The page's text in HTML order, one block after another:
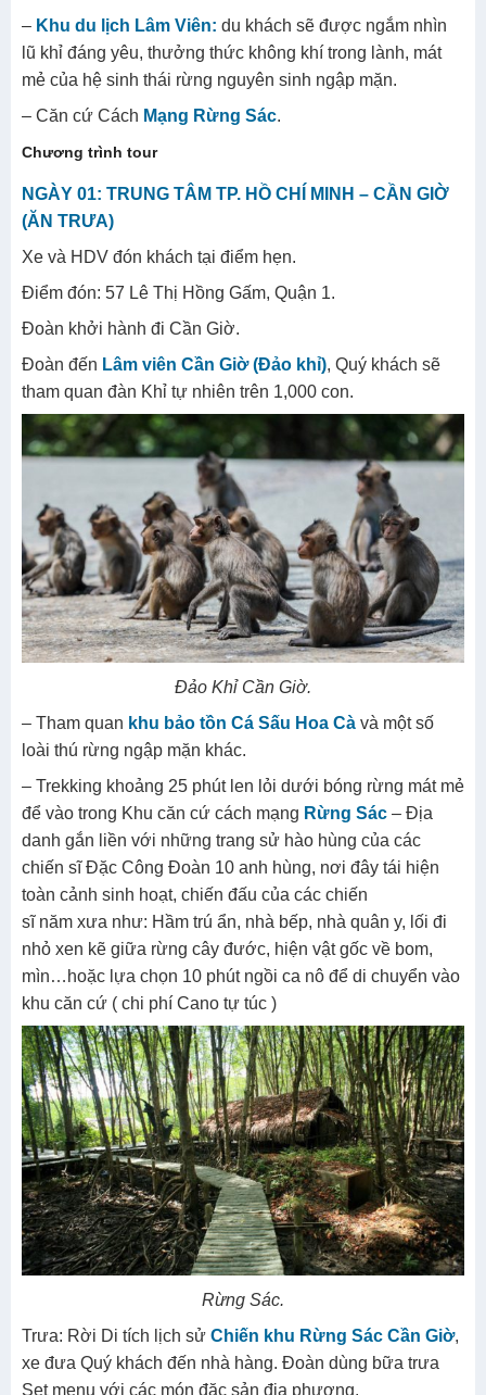
– Khu du lịch Lâm Viên: du khách sẽ được ngắm nhìn
lũ khỉ đáng yêu, thưởng thức không khí trong lành, mát
mẻ của hệ sinh thái rừng nguyên sinh ngập mặn.
– Căn cứ Cách Mạng Rừng Sác.
Chương trình tour
NGÀY 01: TRUNG TÂM TP. HỒ CHÍ MINH – CẦN GIỜ
(ĂN TRƯA)
Xe và HDV đón khách tại điểm hẹn.
Điểm đón: 57 Lê Thị Hồng Gấm, Quận 1.
Đoàn khởi hành đi Cần Giờ.
Đoàn đến Lâm viên Cần Giờ (Đảo khỉ), Quý khách sẽ
tham quan đàn Khỉ tự nhiên trên 1,000 con.
Đảo Khỉ Cần Giờ.
– Tham quan khu bảo tồn Cá Sấu Hoa Cà và một số
loài thú rừng ngập mặn khác.
– Trekking khoảng 25 phút len lỏi dưới bóng rừng mát mẻ
để vào trong Khu căn cứ cách mạng Rừng Sác – Địa
danh gắn liền với những trang sử hào hùng của các
chiến sĩ Đặc Công Đoàn 10 anh hùng, nơi đây tái hiện
toàn cảnh sinh hoạt, chiến đấu của các chiến
sĩ năm xưa như: Hầm trú ẩn, nhà bếp, nhà quân y, lối đi
nhỏ xen kẽ giữa rừng cây đước, hiện vật gốc về bom,
mìn…hoặc lựa chọn 10 phút ngồi ca nô để di chuyển vào
khu căn cứ ( chi phí Cano tự túc )
Rừng Sác.
Trưa: Rời Di tích lịch sử Chiến khu Rừng Sác Cần Giờ,
xe đưa Quý khách đến nhà hàng. Đoàn dùng bữa trưa
Set menu với các món đặc sản địa phương.